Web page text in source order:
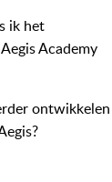
ik het
Academy
ontwikkelen